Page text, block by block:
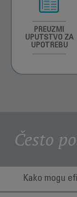
PREUZMI
UPUTSTVO ZA
UPOTREBU
Često
Kako mogu